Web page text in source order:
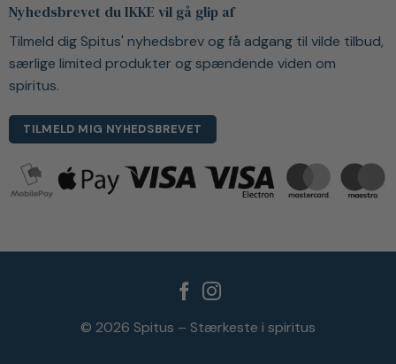
Nyhedsbrevet du IKKE vil gå glip af
Tilmeld dig Spitus' nyhedsbrev og få adgang til vilde tilbud,
særlige limited produkter og spændende viden om
spiritus.
TILMELD MIG NYHEDSBREVET
© 2026 Spitus – Stærkeste i spiritus